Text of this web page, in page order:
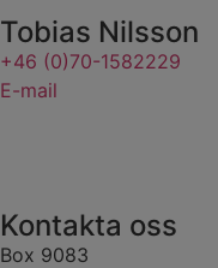
Tobias Nilsson
+46 (0)70-1582229
E-mail
Kontakta oss
Box 9083